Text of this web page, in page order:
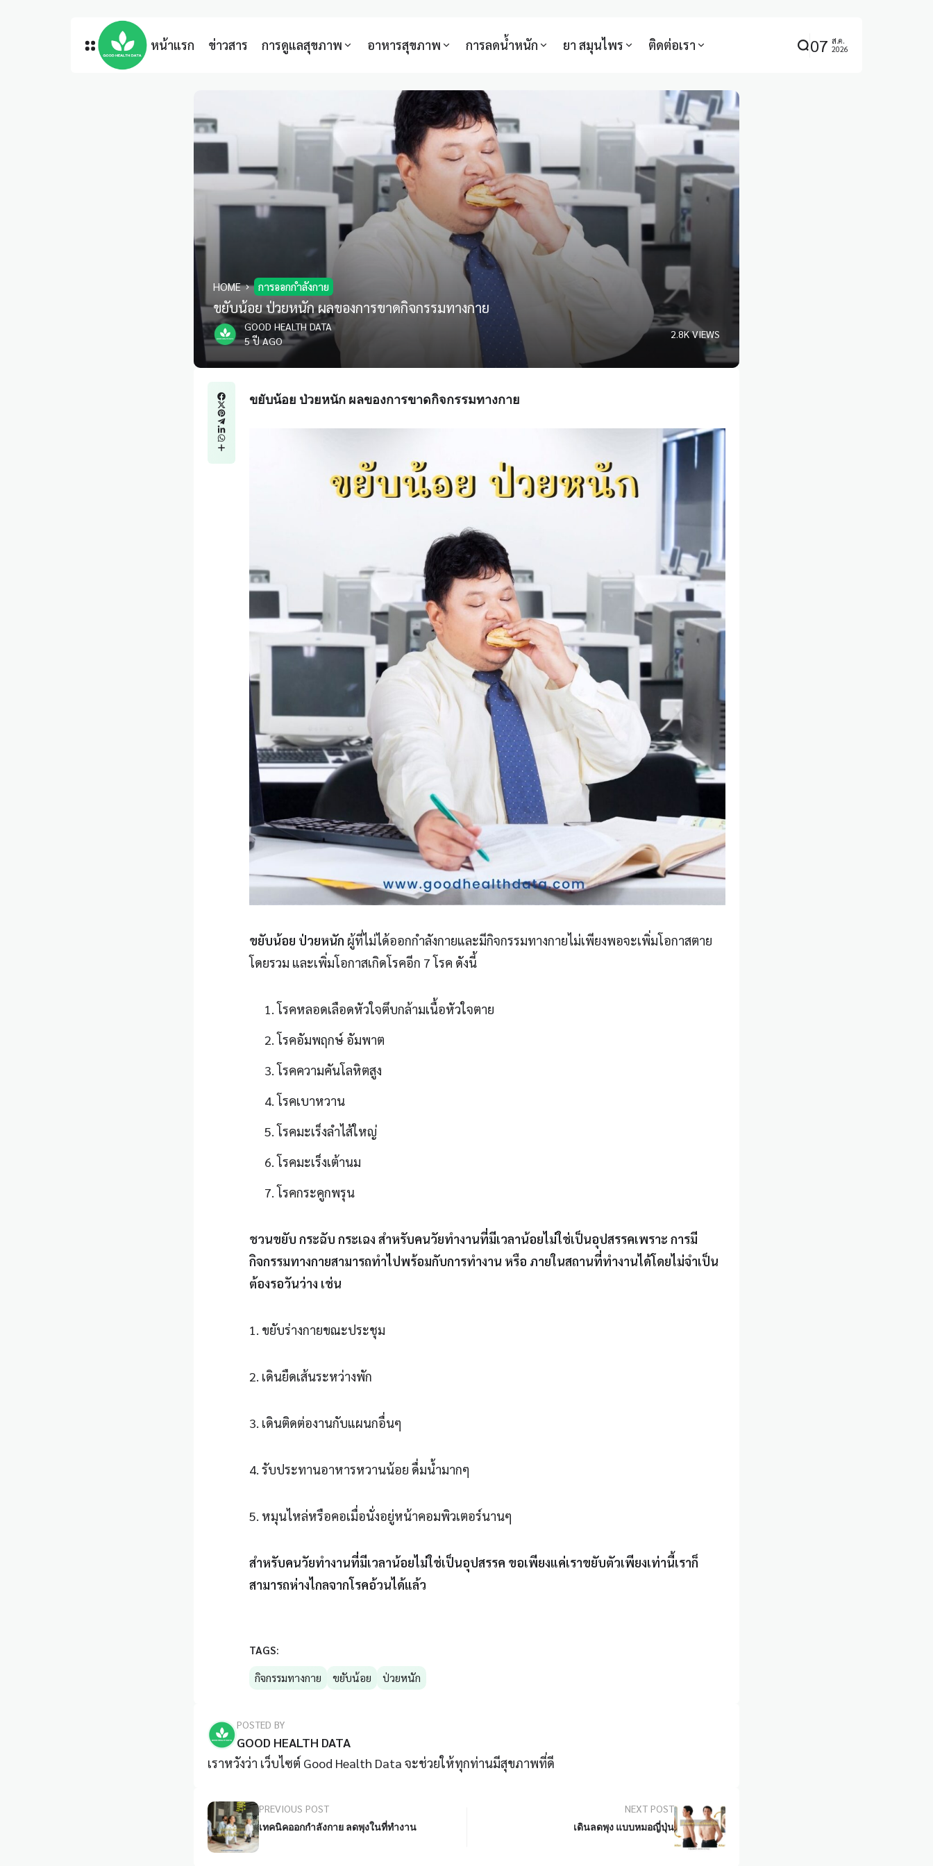
หน้าแรก ข่าวสาร การดูแลสุขภาพ อาหารสุขภาพ การลดน้ำหนัก ยา สมุนไพร ติดต่อเรา 07 ส.ค.
2026
HOME การออกกำลังกาย
ขยับน้อย ป่วยหนัก ผลของการขาดกิจกรรมทางกาย
GOOD HEALTH DATA
5 ปี AGO
2.8K VIEWS
ขยับน้อย ป่วยหนัก ผลของการขาดกิจกรรมทางกาย
ขยับน้อย ป่วยหนัก ผู้ที่ไม่ได้ออกกำลังกายและมีกิจกรรมทางกายไม่เพียงพอจะเพิ่มโอกาสตาย
โดยรวม และเพิ่มโอกาสเกิดโรคอีก 7 โรค ดังนี้
โรคหลอดเลือดหัวใจตึบกล้ามเนื้อหัวใจตาย
โรคอัมพฤกษ์ อัมพาต
โรคความคันโลหิตสูง
โรคเบาหวาน
โรคมะเร็งลำไส้ใหญ่
โรคมะเร็งเต้านม
โรคกระคูกพรุน
ชวนขยับ กระฉับ กระเฉง สำหรับคนวัยทำงานที่มีเวลาน้อยไม่ใช่เป็นอุปสรรคเพราะ การมี
กิจกรรมทางกายสามารถทำไปพร้อมกับการทำงาน หรือ ภายในสถานที่ทำงานได้โดยไม่จำเป็น
ต้องรอวันว่าง เช่น
1. ขยับร่างกายขณะประชุม
2. เดินยืดเส้นระหว่างพัก
3. เดินติดต่องานกับแผนกอื่นๆ
4. รับประทานอาหารหวานน้อย ดื่มน้ำมากๆ
5. หมุนไหล่หรือคอเมื่อนั่งอยู่หน้าคอมพิวเตอร์นานๆ
สำหรับคนวัยทำงานที่มีเวลาน้อยไม่ใช่เป็นอุปสรรค ขอเพียงแค่เราขยับตัวเพียงเท่านี้เราก็
สามารถห่างไกลจากโรคอ้วนได้แล้ว
TAGS:
กิจกรรมทางกาย
ขยับน้อย ป่วยหนัก
POSTED BY
GOOD HEALTH DATA
เราหวังว่า เว็บไซต์ Good Health Data จะช่วยให้ทุกท่านมีสุขภาพที่ดี
PREVIOUS POST
เทคนิคออกกำลังกาย ลดพุงในที่ทำงาน
NEXT POST
เดินลดพุง แบบหมอญี่ปุ่น